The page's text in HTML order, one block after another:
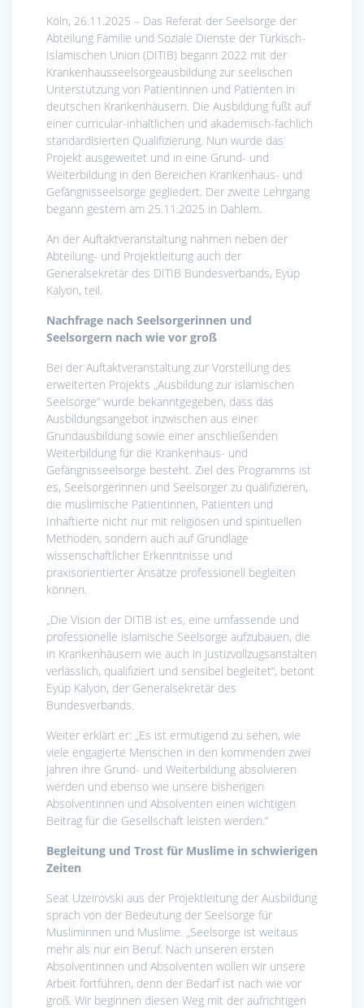
Köln, 26.11.2025 – Das Referat der Seelsorge der
Abteilung Familie und Soziale Dienste der Türkisch-
Islamischen Union (DITIB) begann 2022 mit der
Krankenhausseelsorgeausbildung zur seelischen
Unterstützung von Patientinnen und Patienten in
deutschen Krankenhäusern. Die Ausbildung fußt auf
einer curricular-inhaltlichen und akademisch-fachlich
standardisierten Qualifizierung. Nun wurde das
Projekt ausgeweitet und in eine Grund- und
Weiterbildung in den Bereichen Krankenhaus- und
Gefängnisseelsorge gegliedert. Der zweite Lehrgang
begann gestern am 25.11.2025 in Dahlem.
An der Auftaktveranstaltung nahmen neben der
Abteilung- und Projektleitung auch der
Generalsekretär des DITIB Bundesverbands, Eyüp
Kalyon, teil.
Nachfrage nach Seelsorgerinnen und
Seelsorgern nach wie vor groß
Bei der Auftaktveranstaltung zur Vorstellung des
erweiterten Projekts „Ausbildung zur islamischen
Seelsorge“ wurde bekanntgegeben, dass das
Ausbildungsangebot inzwischen aus einer
Grundausbildung sowie einer anschließenden
Weiterbildung für die Krankenhaus- und
Gefängnisseelsorge besteht. Ziel des Programms ist
es, Seelsorgerinnen und Seelsorger zu qualifizieren,
die muslimische Patientinnen, Patienten und
Inhaftierte nicht nur mit religiösen und spirituellen
Methoden, sondern auch auf Grundlage
wissenschaftlicher Erkenntnisse und
praxisorientierter Ansätze professionell begleiten
können.
„Die Vision der DITIB ist es, eine umfassende und
professionelle islamische Seelsorge aufzubauen, die
in Krankenhäusern wie auch in Justizvollzugsanstalten
verlässlich, qualifiziert und sensibel begleitet“, betont
Eyüp Kalyon, der Generalsekretär des
Bundesverbands.
Weiter erklärt er: „Es ist ermutigend zu sehen, wie
viele engagierte Menschen in den kommenden zwei
Jahren ihre Grund- und Weiterbildung absolvieren
werden und ebenso wie unsere bisherigen
Absolventinnen und Absolventen einen wichtigen
Beitrag für die Gesellschaft leisten werden.“
Begleitung und Trost für Muslime in schwierigen
Zeiten
Seat Uzeirovski aus der Projektleitung der Ausbildung
sprach von der Bedeutung der Seelsorge für
Musliminnen und Muslime. „Seelsorge ist weitaus
mehr als nur ein Beruf. Nach unseren ersten
Absolventinnen und Absolventen wollen wir unsere
Arbeit fortführen, denn der Bedarf ist nach wie vor
groß. Wir beginnen diesen Weg mit der aufrichtigen